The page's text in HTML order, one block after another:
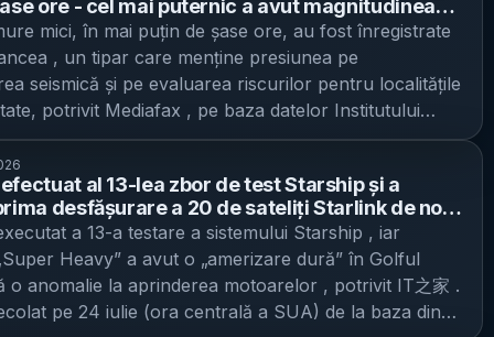
fragmentele de ADN sunt legate prin strămoși
lungul multor generații. Ideea este că segmentele cu
de veche” pot indica aport de la populații
dacă nu există fosile cu ADN utilizabil. De ce
umană, mai degrabă „rețea” decât arbore
susțin o interpretare în care evoluția umană nu este
de ramuri separate, ci o istorie cu episoade
migrație și amestec între populații înrudite, în Africa și
parcursul ultimului milion de ani. „Adesea ne gândim la
ca la un arbore care se ramifică, dar noile date
metode analitice dezvăluie o istorie mult mai
— mai degrabă ca o rețea complexă de populații
ar fi fost, cu mii de ani în urmă, o mlaștină. De ce
oasele se degradează la aer Potrivit
citat, oasele nu sunt într-o stare bună, deoarece
îndelungată în mediul acvatic încep să se
sunt expuse la aer. Din acest motiv, recuperarea
pentru a permite transportul și conservarea. Un
de echipă este culoarea foarte închisă a oaselor
sau maro închis), care poate sugera un mediu
deocamdată, aceasta rămâne „doar o teorie de
declarațiilor din articol. În paralel, cercetătorii se
noi descoperiri în zonă, despre care spun că este
pentru copaci fosilizați, unii vechi de câteva milioane
au fost anulate peste 1.700 de granturi, în valoare de
1,4 miliarde de dolari (aprox. 6,4 miliarde lei), la
Foundation (NSF) în 2025. În 2026, NSF ar fi
acum doar o fracțiune din cele 9 miliarde de dolari
miliarde lei) pe care le distribuia, de regulă, în anii
pentru anul fiscal 2027, potrivit Futurism.
susține că multe anulări au avut motivație politică,
despre schimbările climatice sau chiar proiecte
„climă”. În plus, administrația ar fi admis în
depuse în instanță că a anulat granturi în anumite
se exclusiv” pe faptul că acestea l-au susținut pe
care a zburat la 770 de metri de suprafața unui
cotidianului economic Nikkei, menționat în
a arătat survolul: precizie și date noi despre Torifune
JAXA a publicat imagini alb-negru realizate cu o
în care Torifune apare cu o formă ce
„un om de zăpadă” — două corpuri rotunjite care
Publicația notează că se știa că asteroidul are o
însă aceste detalii nu erau cunoscute până acum.
pentru capacități de deviere a asteroizilor Misiunea
după testul reușit al NASA din 2022 , când agenția
modificat orbita asteroidului Dimorphos printr-un
cu un dispozitiv spațial. În paralel, JAXA și
cazul unei misiuni NASA), ci „spulberarea”
în particule mici, printr-un impact la viteză mai mare,
declarat de a testa un scenariu aplicabil unui pericol
Ce anume vor să facă inginerii chinezi
urma să aibă loc în 2029 sau 2030, în fereastra în
vizat se va apropia la mai puțin de 7 milioane de
Pământ. Conform planului descris, o navă ar urma să
iar o a doua navă ar însoți misiunea pentru a
și a filma procesul. Diferența-cheie față de
așa cum este prezentată în articol, este
produce o fragmentare a asteroidului, nu doar o
orbitei lui. Viteza de impact și miza tehnică:
ore - cel mai puternic a avut magnitudinea
la 147,7 km adâncime
mici, în mai puțin de șase ore, au fost înregistrate
, un tipar care menține presiunea pe
seismică și pe evaluarea riscurilor pentru localitățile
potrivit Mediafax , pe baza datelor Institutului
Cercetare-Dezvoltare pentru Fizica Pământului
mai puternic seism a avut magnitudinea 3,5 pe
și s-a produs duminică, 26 iulie, la ora 02:35, în
Vrancea , județul Buzău, la o adâncime de 147,7
seismelor intermediare din regiune. Cutremurul
la aproximativ 56 km est de Brașov, 57 km sud-est
57 km sud de Buzău, 64 km nord de
sud de Focșani și 91 km nord-est de Târgoviște.
al 13-lea zbor de test Starship și a
desfășurare a 20 de sateliți Starlink de nouă
boosterul Super Heavy a avut o anomalie la
motoarelor și a „aterizat dur” în Golful Mexic
a 13-a testare a sistemului Starship , iar
Heavy” a avut o „amerizare dură” în Golful
o anomalie la aprinderea motoarelor , potrivit IT之家 .
pe 24 iulie (ora centrală a SUA) de la baza din